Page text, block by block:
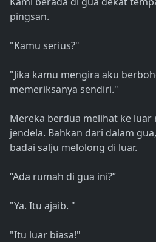
pingsan.
"Kamu serius?"
"Jika kamu mengira aku
memeriksanya sendiri."
Mereka berdua melihat ke
jendela. Bahkan dari dalam
badai salju melolong di luar.
“Ada rumah di gua ini?”
"Ya. Itu ajaib. "
"Itu luar biasa!"